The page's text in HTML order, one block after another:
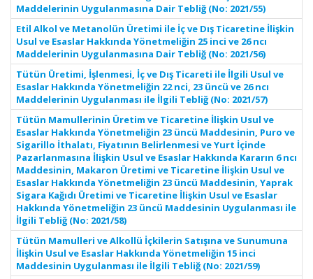
Maddelerinin Uygulanmasına Dair Tebliğ (No: 2021/55)
Etil Alkol ve Metanolün Üretimi ile İç ve Dış Ticaretine İlişkin
Usul ve Esaslar Hakkında Yönetmeliğin 25 inci ve 26 ncı
Maddelerinin Uygulanmasına Dair Tebliğ (No: 2021/56)
Tütün Üretimi, İşlenmesi, İç ve Dış Ticareti ile İlgili Usul ve
Esaslar Hakkında Yönetmeliğin 22 nci, 23 üncü ve 26 ncı
Maddelerinin Uygulanması ile İlgili Tebliğ (No: 2021/57)
Tütün Mamullerinin Üretim ve Ticaretine İlişkin Usul ve
Esaslar Hakkında Yönetmeliğin 23 üncü Maddesinin, Puro ve
Sigarillo İthalatı, Fiyatının Belirlenmesi ve Yurt İçinde
Pazarlanmasına İlişkin Usul ve Esaslar Hakkında Kararın 6 ncı
Maddesinin, Makaron Üretimi ve Ticaretine İlişkin Usul ve
Esaslar Hakkında Yönetmeliğin 23 üncü Maddesinin, Yaprak
Sigara Kağıdı Üretimi ve Ticaretine İlişkin Usul ve Esaslar
Hakkında Yönetmeliğin 23 üncü Maddesinin Uygulanması ile
İlgili Tebliğ (No: 2021/58)
Tütün Mamulleri ve Alkollü İçkilerin Satışına ve Sunumuna
İlişkin Usul ve Esaslar Hakkında Yönetmeliğin 15 inci
Maddesinin Uygulanması ile İlgili Tebliğ (No: 2021/59)